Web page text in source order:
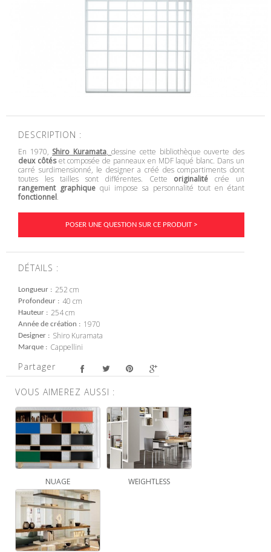
DESCRIPTION :
En 1970, Shiro Kuramata,dessine cette bibliothèque ouverte des
deux côtéset composée de panneaux en MDF laqué blanc. Dans un
carré surdimensionné, le designer a créé des compartiments dont
toutes les tailles sont différentes. Cette originalité crée un
rangement graphiquequi impose sa personnalité tout en étant
fonctionnel.
POSER UNE QUESTION SUR CE PRODUIT >
DÉTAILS :
Longueur 252 cm
Profondeur 40 cm
Hauteur 254 cm
Année de création 1970
Designer Shiro Kuramata
Marque Cappellini
Partager
VOUS AIMEREZ AUSSI :
NUAGE WEIGHTLESS